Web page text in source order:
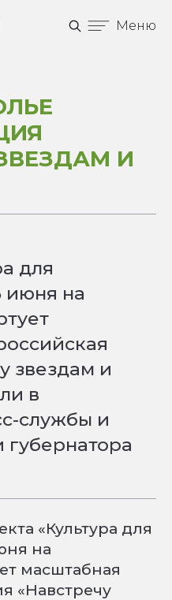
Меню
И
для
июня на
звездам и
в
службы и
«Культура для
на
масштабная
«Навстречу